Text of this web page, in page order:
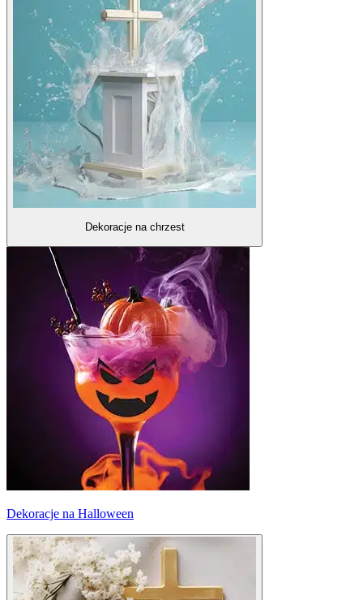
Dekoracje na chrzest
Dekoracje na Halloween